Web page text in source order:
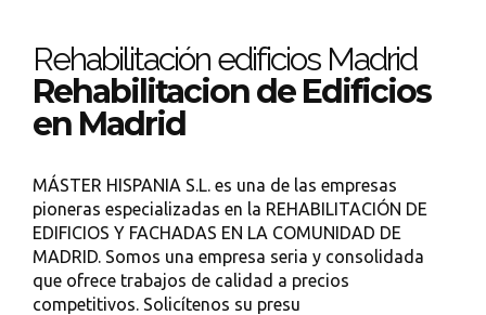
Rehabilitación edificios Madrid
Rehabilitacion de Edificios
en Madrid
MÁSTER HISPANIA S.L. es una de las empresas
pioneras especializadas en la REHABILITACIÓN DE
EDIFICIOS Y FACHADAS EN LA COMUNIDAD DE
MADRID. Somos una empresa seria y consolidada
que ofrece trabajos de calidad a precios
competitivos. Solicítenos su presu